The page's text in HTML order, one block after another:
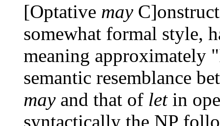
[Optative may
somewhat formal style,
meaning approximately
semantic resemblance
mayand that of letin
syntactically the NP